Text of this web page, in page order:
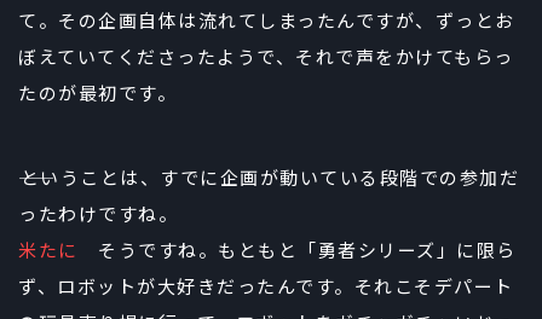
て。その企画自体は流れてしまったんですが、ずっとお
ぼえていてくださったようで、それで声をかけてもらっ
たのが最初です。
――ということは、すでに企画が動いている段階での参加だ
ったわけですね。
米たに
そうですね。もともと「勇者シリーズ」に限ら
ず、ロボットが大好きだったんです。それこそデパート